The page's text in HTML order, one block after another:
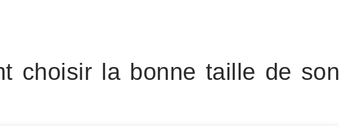
choisir la bonne taille de son